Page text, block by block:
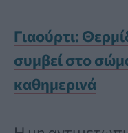
Γιαούρτι:
συμβεί στο
καθημερινά